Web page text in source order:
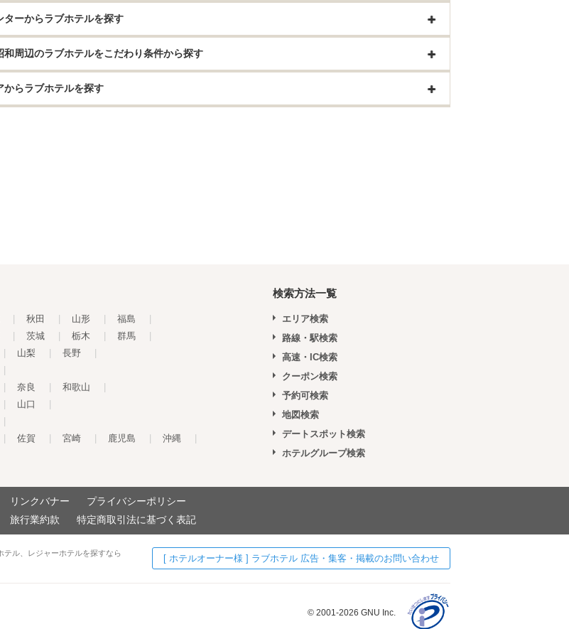
ターからラブホテルを探す
和周辺のラブホテルをこだわり条件から探す
からラブホテルを探す
秋田 山形 福島
茨城 栃木 群馬
山梨 長野
奈良 和歌山
山口
佐賀 宮崎 鹿児島 沖縄
検索方法一覧
エリア検索
路線・駅検索
高速・IC検索
クーポン検索
予約可検索
地図検索
デートスポット検索
ホテルグループ検索
リンクバナー
プライバシーポリシー
旅行業約款 特定商取引法に基づく表記
ル、レジャーホテルを探すなら
[ ホテルオーナー様 ] ラブホテル 広告・集客・掲載のお問い合わせ
© 2001-2026 GNU Inc.